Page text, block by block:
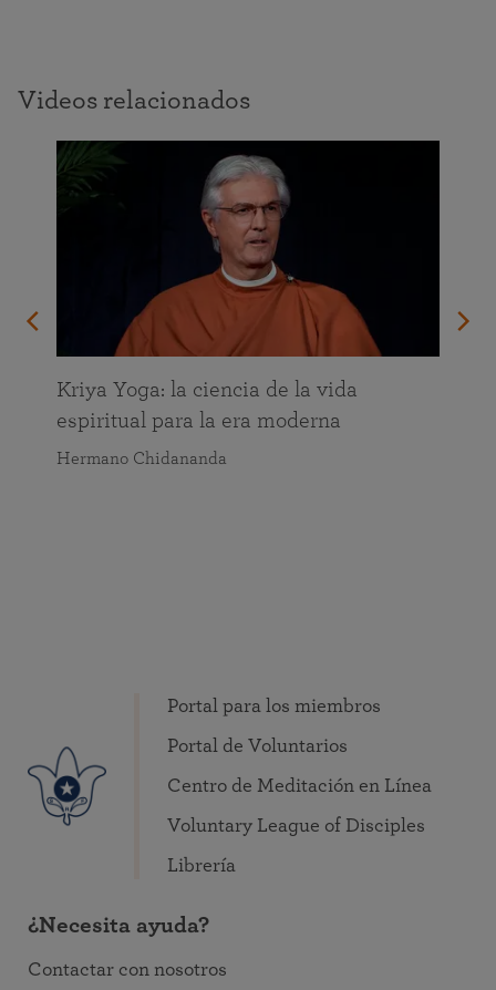
Videos relacionados
Kriya Yoga: la ciencia de la vida
espiritual para la era moderna
Hermano Chidananda
Portal para los miembros
Portal de Voluntarios
Centro de Meditación en Línea
Voluntary League of Disciples
Librería
¿Necesita ayuda?
Contactar con nosotros